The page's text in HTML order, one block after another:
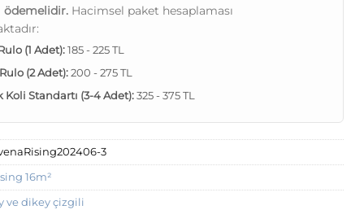
ödemelidir. Hacimsel paket hesaplaması
(1 Adet):185 - 225 TL
(2 Adet):200 - 275 TL
Koli Standartı (3-4 Adet):325 - 375 TL
3
16m²
ve dikey çizgili